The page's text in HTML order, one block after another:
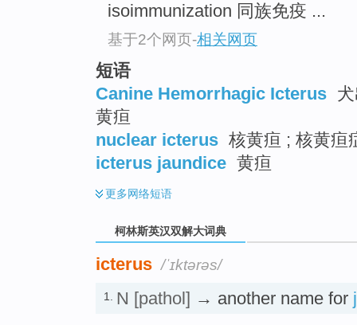
isoimmunization 同族免疫 ...
基于2个网页-相关网页
短语
Canine Hemorrhagic Icterus
黄疸
nuclear icterus 核黄疸 ; 核黄疸
icterus jaundice 黄疸
更多网络短语
柯林斯英汉双解大词典
icterus /ˈɪktərəs/
1. N [pathol] → another name for